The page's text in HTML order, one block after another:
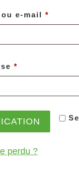
e-mail *
*
perdu ?